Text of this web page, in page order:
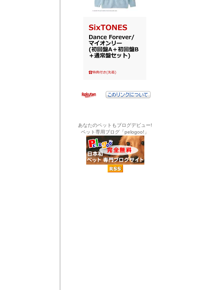
あなたのペットもブログデビュー!
ペット専用ブログ「pelogoo!」